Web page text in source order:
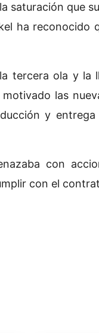
saturación que
ha
tercera ola y la
las
y
con
con el